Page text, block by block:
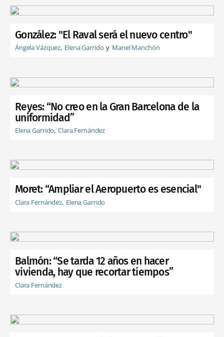
González: "El Raval será el nuevo centro"
Ángela Vázquez Elena Garrido Manel Manchón
Reyes: “No creo en la Gran Barcelona de la
uniformidad”
Elena Garrido Clara Fernández
Moret: “Ampliar el Aeropuerto es esencial"
Clara Fernández Elena Garrido
Balmón: “Se tarda 12 años en hacer
vivienda, hay que recortar tiempos”
Clara Fernández